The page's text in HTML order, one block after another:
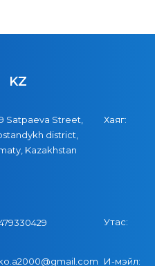
KZ
Satpaeva Street,
district,
Kazakhstan
Хаяг:
Утас:
И-мэйл: